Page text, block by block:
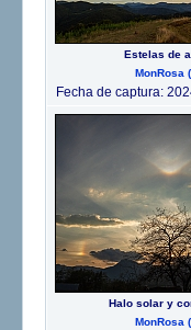
Estelas de
MonRosa (
Fecha de captura:
Halo solar y
MonRosa (